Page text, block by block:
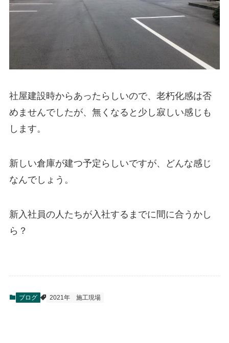
社屋建設時からあったらしいので、老朽化感は否
めませんでしたが、無くなると少し寂しい感じも
します。
新しい倉庫が建つ予定らしいですが、どんな感じ
なんでしょう。
新入社員の人たちが入社するまでに間に合うかし
ら？
ブログ 2021年 施工現場